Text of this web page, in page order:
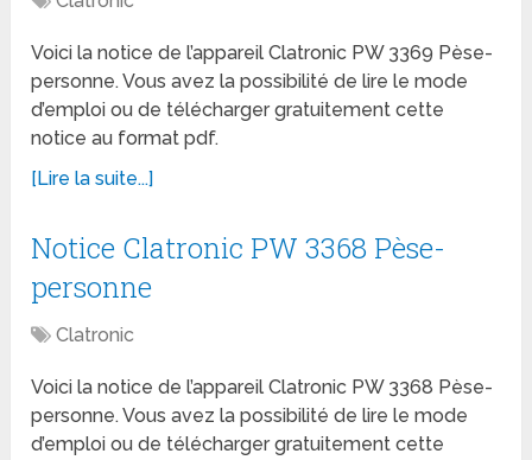
Voici la notice de l’appareil Clatronic PW 3369 Pèse-
personne. Vous avez la possibilité de lire le mode
d’emploi ou de télécharger gratuitement cette
notice au format pdf.
[Lire la suite...]
Notice Clatronic PW 3368 Pèse-
personne
Clatronic
Voici la notice de l’appareil Clatronic PW 3368 Pèse-
personne. Vous avez la possibilité de lire le mode
d’emploi ou de télécharger gratuitement cette